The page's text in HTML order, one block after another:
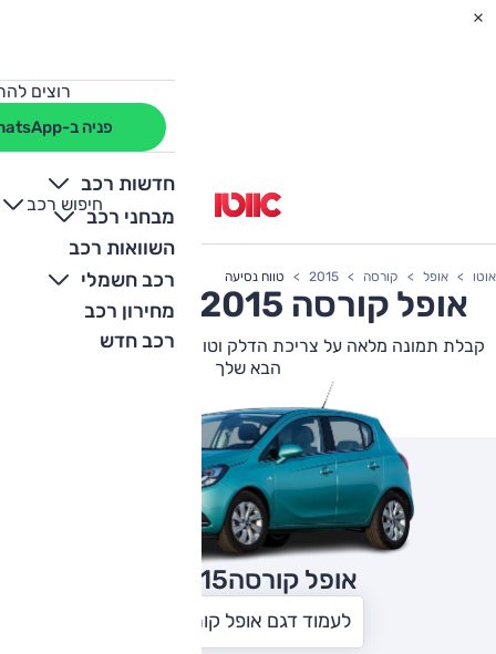
רוצים
פניה ב-WhatsApp
חדשות רכב
מבחני רכב
השוואות רכב
רכב חשמלי
מחירון רכב
רכב חדש
חיפוש רכב
+
-
אוטו אופל קורסה 2015 טווח נסיעה
אופל קורסה
קבלת תמונה מלאה על צריכת הדלק וטווח הנסיעה של אופל קורסה
הבא שלך
אופל קורסה2015
לעמוד דגם אופל קורסה